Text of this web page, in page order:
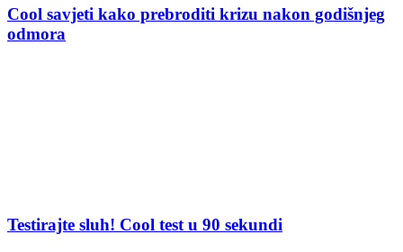
Cool savjeti kako prebroditi krizu nakon godišnjeg
odmora
Testirajte sluh! Cool test u 90 sekundi